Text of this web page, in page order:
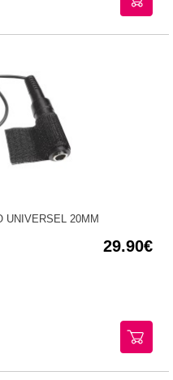
UNIVERSEL 20MM
29.90